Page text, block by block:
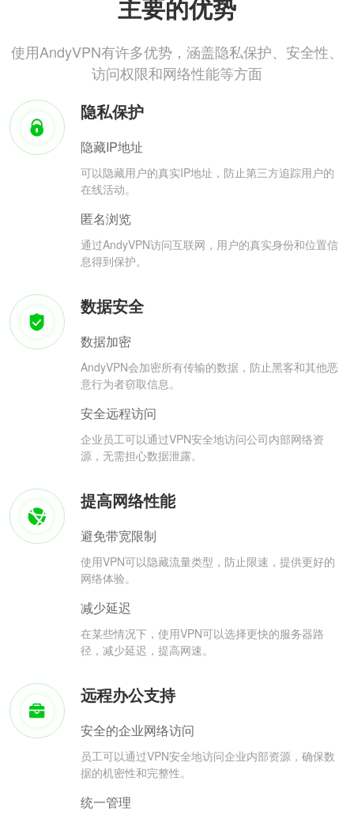
主要的优势
使用AndyVPN有许多优势，涵盖隐私保护、安全性、
访问权限和网络性能等方面
隐私保护
隐藏IP地址
可以隐藏用户的真实IP地址，防止第三方追踪用户的
在线活动。
匿名浏览
通过AndyVPN访问互联网，用户的真实身份和位置信
息得到保护。
数据安全
数据加密
AndyVPN会加密所有传输的数据，防止黑客和其他恶
意行为者窃取信息。
安全远程访问
企业员工可以通过VPN安全地访问公司内部网络资
源，无需担心数据泄露。
提高网络性能
避免带宽限制
使用VPN可以隐藏流量类型，防止限速，提供更好的
网络体验。
减少延迟
在某些情况下，使用VPN可以选择更快的服务器路
径，减少延迟，提高网速。
远程办公支持
安全的企业网络访问
员工可以通过VPN安全地访问企业内部资源，确保数
据的机密性和完整性。
统一管理